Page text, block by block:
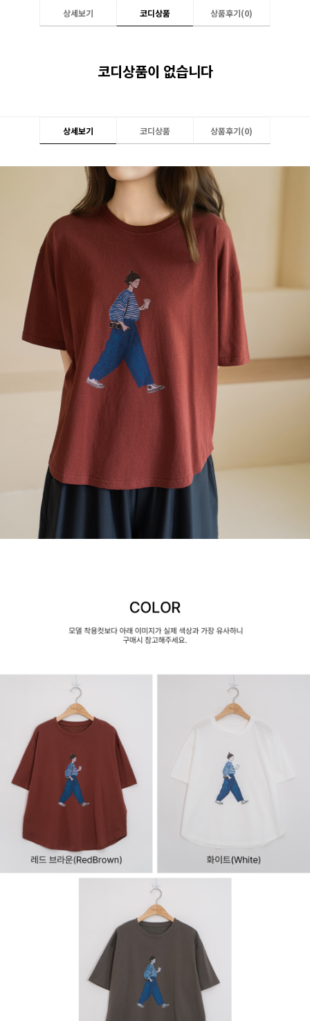
상세보기 코디상품 상품후기(0)
코디상품이 없습니다
상세보기 코디상품 상품후기(0)